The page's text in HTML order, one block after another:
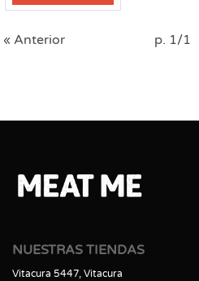
« Anterior p. 1/1
NUESTRAS TIENDAS
Vitacura 5447, Vitacura